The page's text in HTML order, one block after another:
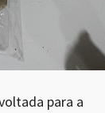
para a